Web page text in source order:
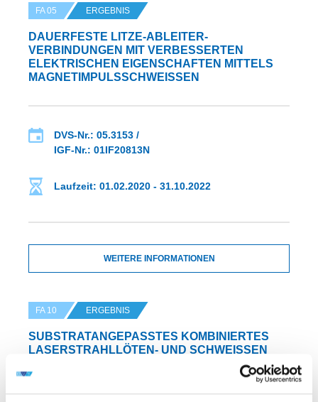
FA 05 ERGEBNIS
DAUERFESTE LITZE-ABLEITER-
VERBINDUNGEN MIT VERBESSERTEN
ELEKTRISCHEN EIGENSCHAFTEN MITTELS
MAGNETIMPULSSCHWEISSEN
DVS-Nr.: 05.3153 /
IGF-Nr.: 01IF20813N
Laufzeit: 01.02.2020 - 31.10.2022
WEITERE INFORMATIONEN
FA 10 ERGEBNIS
SUBSTRATANGEPASSTES KOMBINIERTES
LASERSTRAHLLÖTEN- UND SCHWEISSEN V
EISTUNGSVERBINDERN FÜR DIE L